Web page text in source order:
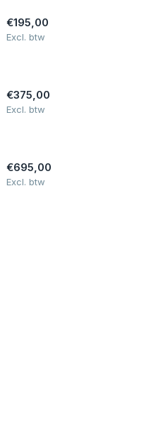
€195,00
Excl. btw
€375,00
Excl. btw
€695,00
Excl. btw